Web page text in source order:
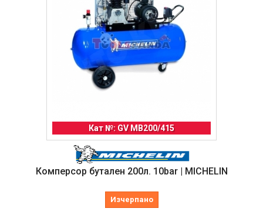
Кат №: GV MB200/415
Комперсор бутален 200л. 10bar | MICHELIN
Изчерпано